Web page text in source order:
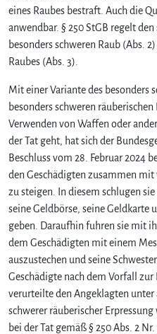
eines Raubes bestraft. Auch die
anwendbar. § 250 StGB regelt
besonders schweren Raub (Abs.
Raubes (Abs. 3).
Mit einer Variante des besonders
besonders schweren
Verwenden von Waffen oder
der Tat geht, hat sich der
Beschluss vom 28. Februar 2024
den Geschädigten zusammen
zu steigen. In diesem schlugen
seine Geldbörse, seine Geldkarte
geben. Daraufhin fuhren sie mit
dem Geschädigten mit einem
auszustechen und seine
Geschädigte nach dem Vorfall
verurteilte den Angeklagten unter
schwerer räuberischer
bei der Tat gemäß § 250 Abs. 2 Nr.